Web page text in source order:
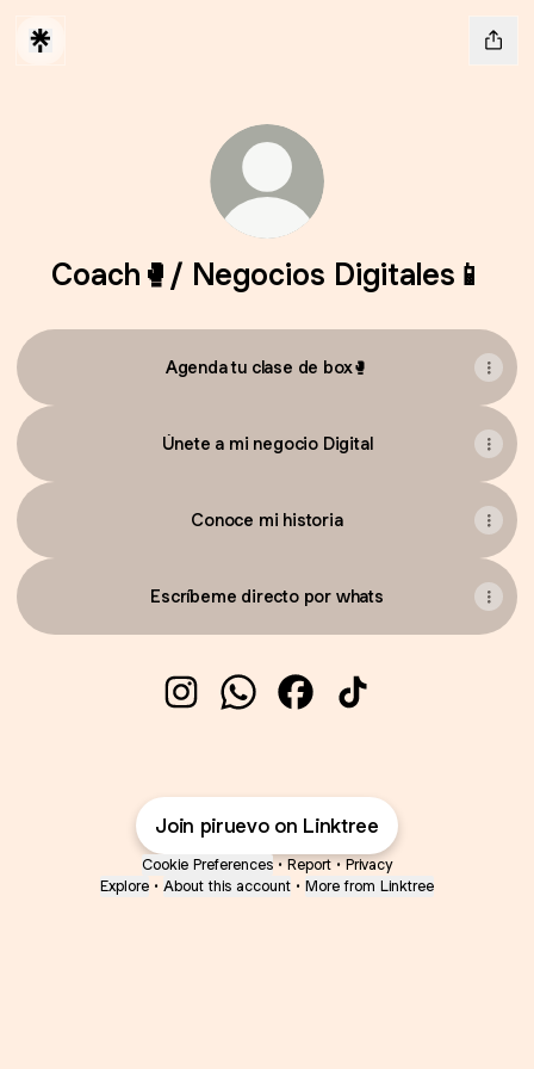
Coach🥊/ Negocios Digitales📱
Agenda tu clase de box🥊
Únete a mi negocio Digital
Conoce mi historia
Escríbeme directo por whats
Join piruevo on Linktree
Cookie Preferences • Report • Privacy
Explore • About this account • More from Linktree